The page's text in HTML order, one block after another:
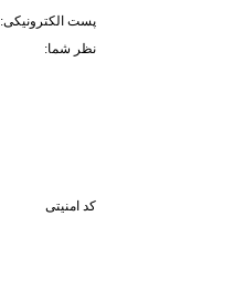
پست الکترونیکی:
نظر شما:
کد امنیتی